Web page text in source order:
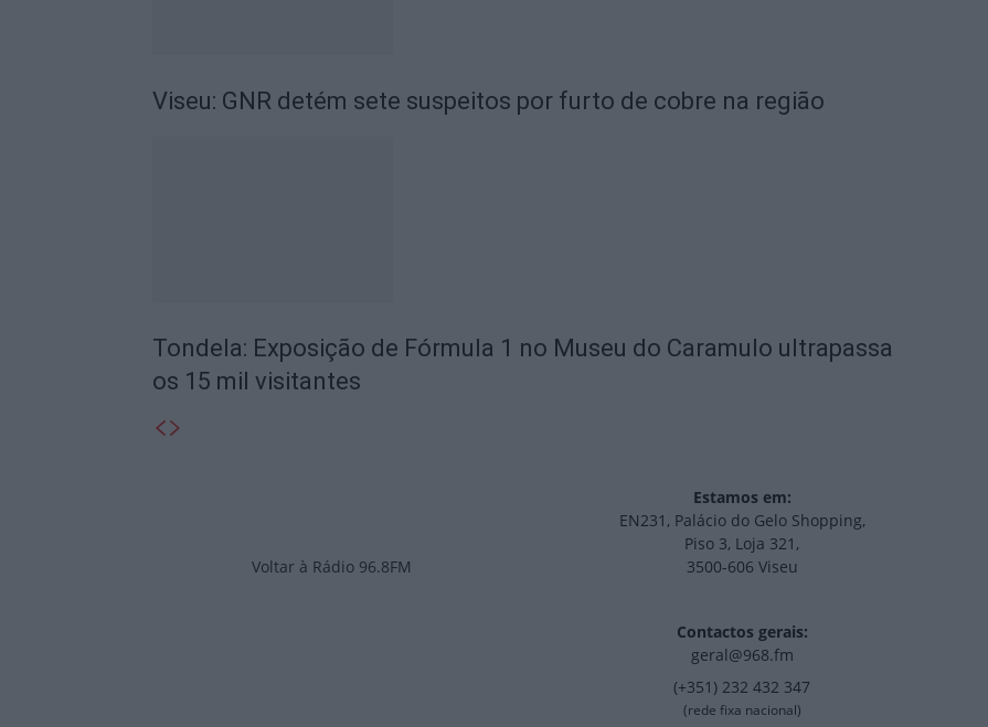
Viseu: GNR detém sete suspeitos por furto de cobre na região
Tondela: Exposição de Fórmula 1 no Museu do Caramulo ultrapassa
os 15 mil visitantes
Voltar à Rádio 96.8FM
Estamos em:
EN231, Palácio do Gelo Shopping,
Piso 3, Loja 321,
3500-606 Viseu
Contactos gerais:
geral@968.fm
(+351) 232 432 347
(rede fixa nacional)